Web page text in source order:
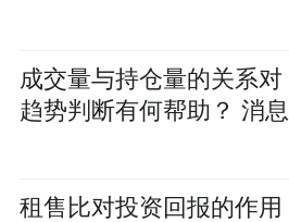
成交量与持仓量的关系对
趋势判断有何帮助？ 消息
租售比对投资回报的作用